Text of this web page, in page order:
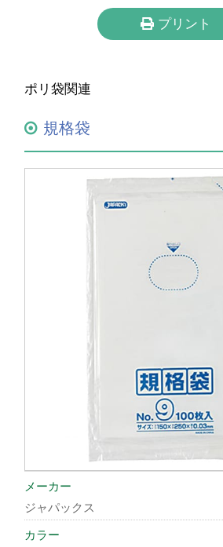
プリント
ポリ袋関連
規格袋
メーカー
ジャパックス
カラー